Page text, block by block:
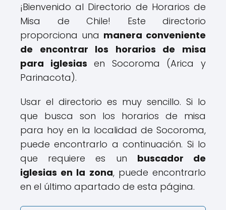
¡Bienvenido al Directorio de Horarios de
Misa de Chile! Este directorio
proporciona una manera conveniente
de encontrar los horarios de misa
para iglesias en Socoroma (Arica y
Parinacota).
Usar el directorio es muy sencillo. Si lo
que busca son los horarios de misa
para hoy en la localidad de Socoroma,
puede encontrarlo a continuación. Si lo
que requiere es un buscador de
iglesias en la zona, puede encontrarlo
en el último apartado de esta página.